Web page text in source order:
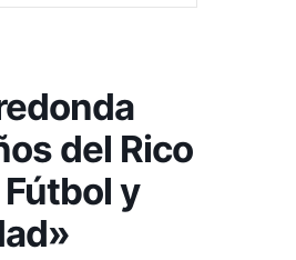
del Rico
y